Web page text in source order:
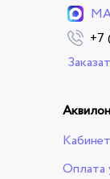
+7
Аквилон
Оплата